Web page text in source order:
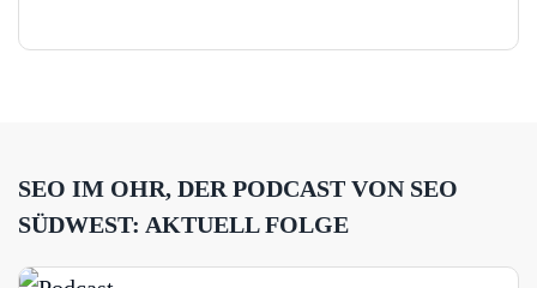
SEO IM OHR, DER PODCAST VON SEO
SÜDWEST: AKTUELL FOLGE